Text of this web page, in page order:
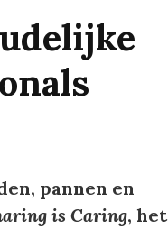
pannen en
is Caring, het